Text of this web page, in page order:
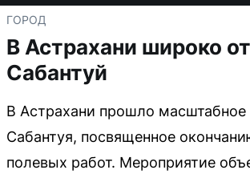
ГОРОД
В Астрахани широко
Сабантуй
В Астрахани прошло масштабное
Сабантуя, посвященное
полевых работ. Мероприятие